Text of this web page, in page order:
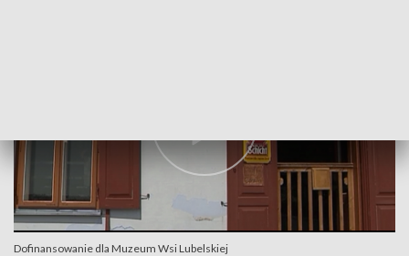
Dofinansowanie dla Muzeum Wsi Lubelskiej